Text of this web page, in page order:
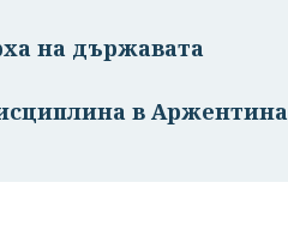
на държавата
в Аржентина